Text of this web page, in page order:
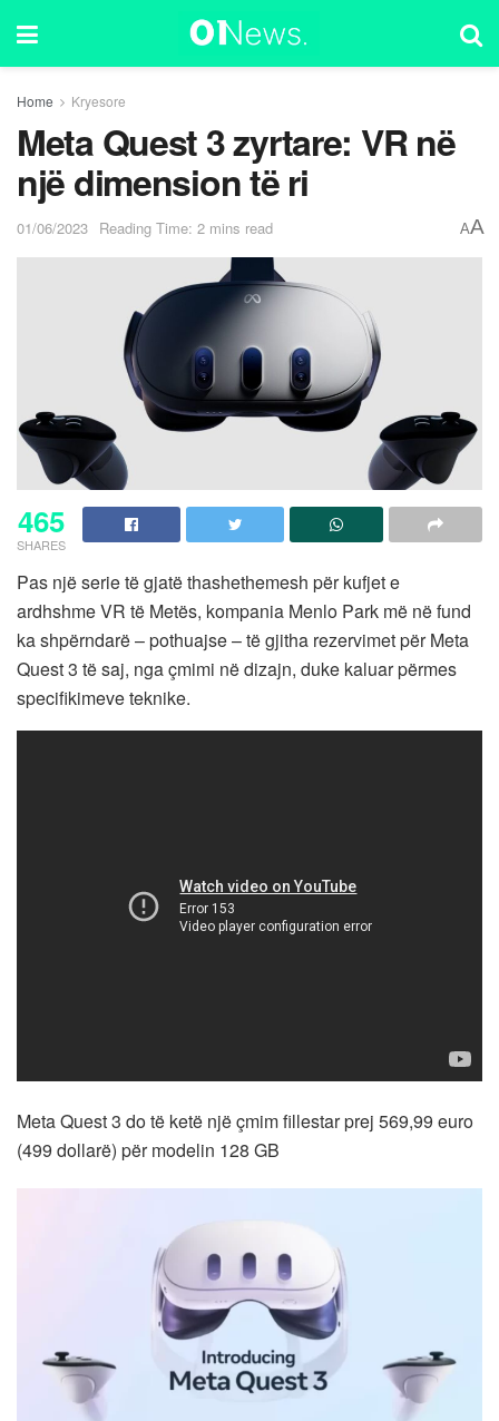
Home Kryesore
Meta Quest 3 zyrtare: VR në
një dimension të ri
01/06/2023 Reading Time: 2 mins read AA
465
SHARES
Pas një serie të gjatë thashethemesh për kufjet e
ardhshme VR të Metës, kompania Menlo Park më në fund
ka shpërndarë – pothuajse – të gjitha rezervimet për Meta
Quest 3 të saj, nga çmimi në dizajn, duke kaluar përmes
specifikimeve teknike.
Meta Quest 3 do të ketë një çmim fillestar prej 569,99 euro
(499 dollarë) për modelin 128 GB